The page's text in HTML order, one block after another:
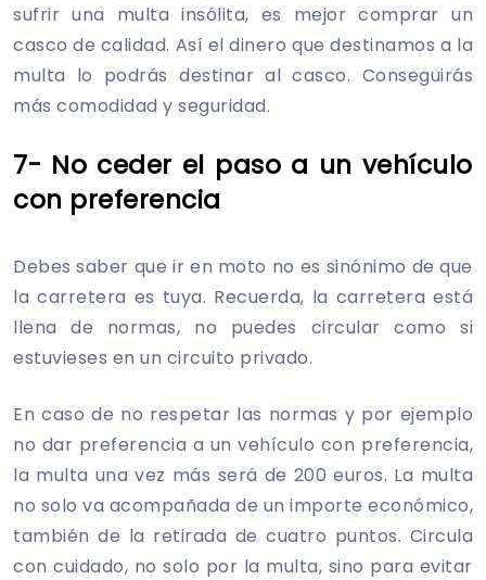
sufrir una multa insólita, es mejor comprar un
casco de calidad. Así el dinero que destinamos a la
multa lo podrás destinar al casco. Conseguirás
más comodidad y seguridad.
7- No ceder el paso a un vehículo
con preferencia
Debes saber que ir en moto no es sinónimo de que
la carretera es tuya. Recuerda, la carretera está
llena de normas, no puedes circular como si
estuvieses en un circuito privado.
En caso de no respetar las normas y por ejemplo
no dar preferencia a un vehículo con preferencia,
la multa una vez más será de 200 euros. La multa
no solo va acompañada de un importe económico,
también de la retirada de cuatro puntos. Circula
con cuidado, no solo por la multa, sino para evitar